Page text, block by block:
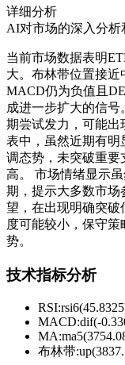
详细分析
AI对市场的深入分析
当前市场数据表明
大。布林带位置接近
MACD仍为负值且
成进一步扩大的信
期尝试发力，可能出
表中，虽然近期有明
调态势，未突破重要
高。 市场情绪显示
期，提示大多数市场
望，在出现明确突破
度可能较小，保守
势。
技术指标分析
RSI:
MACD:dif(-
MA:
布林带: